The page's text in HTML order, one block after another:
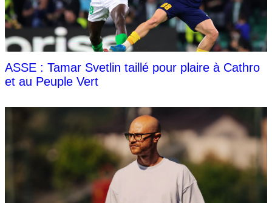
ASSE : Tamar Svetlin taillé pour plaire à Cathro
et au Peuple Vert